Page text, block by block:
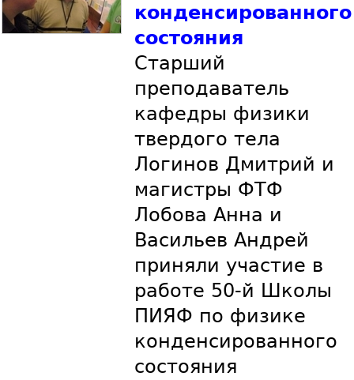
конденсированного
состояния
Старший
преподаватель
кафедры физики
твердого тела
Логинов Дмитрий и
магистры ФТФ
Лобова Анна и
Васильев Андрей
приняли участие в
работе 50-й Школы
ПИЯФ по физике
конденсированного
состояния